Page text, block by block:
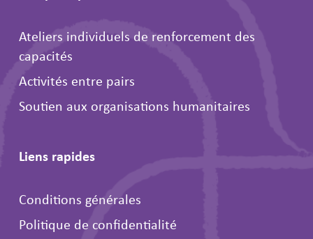
Ateliers individuels de renforcement des
capacités
Activités entre pairs
Soutien aux organisations humanitaires
Liens rapides
Conditions générales
Politique de confidentialité